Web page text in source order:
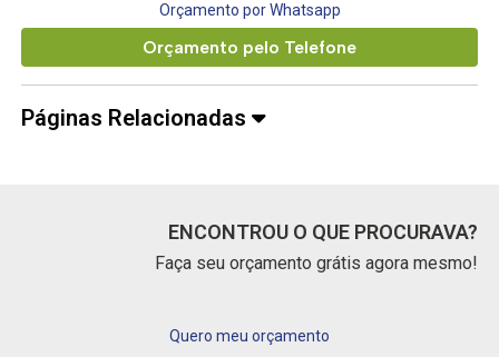
Orçamento por Whatsapp
Orçamento pelo Telefone
Páginas Relacionadas
ENCONTROU O QUE PROCURAVA?
Faça seu orçamento grátis agora mesmo!
Quero meu orçamento